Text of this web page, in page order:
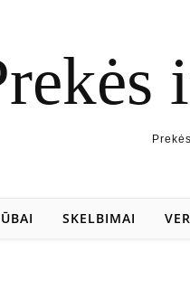
SKELBIMAI